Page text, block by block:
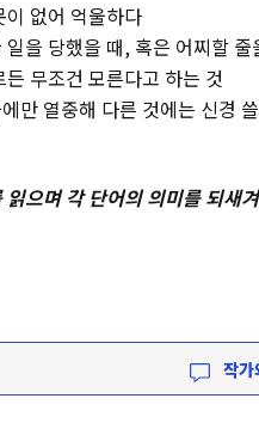
이 없어 억울하다
일을 당했을 때, 혹은 어찌할
무조건 모른다고 하는 것
만 열중해 다른 것에는 신경
으며 각 단어의 의미를 되새
작가